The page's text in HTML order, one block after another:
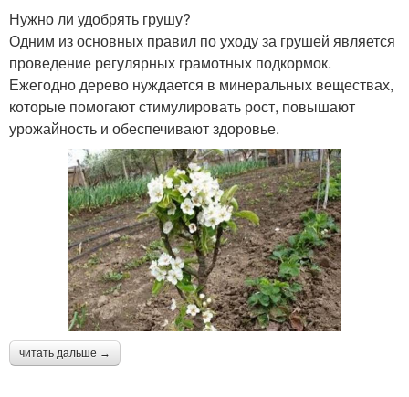
Нужно ли удобрять грушу?
Одним из основных правил по уходу за грушей является
проведение регулярных грамотных подкормок.
Ежегодно дерево нуждается в минеральных веществах,
которые помогают стимулировать рост, повышают
урожайность и обеспечивают здоровье.
читать дальше →